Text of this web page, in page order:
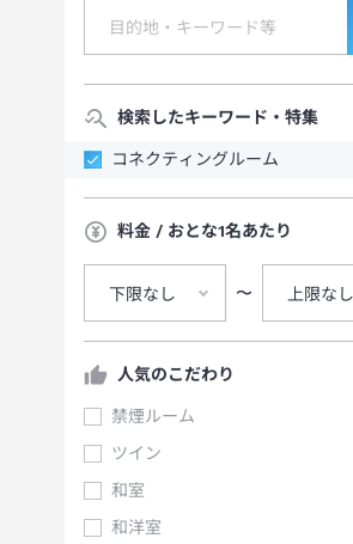
検索したキーワード・特集
コネクティングルーム
料金 / おとな1名あたり
下限なし 〜 上限なし
人気のこだわり
禁煙ルーム
ツイン
和室
和洋室